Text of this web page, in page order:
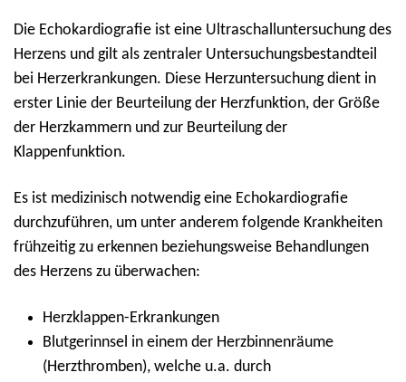
Die Echokardiografie ist eine Ultraschalluntersuchung des
Herzens und gilt als zentraler Untersuchungsbestandteil
bei Herzerkrankungen. Diese Herzuntersuchung dient in
erster Linie der Beurteilung der Herzfunktion, der Größe
der Herzkammern und zur Beurteilung der
Klappenfunktion.
Es ist medizinisch notwendig eine Echokardiografie
durchzuführen, um unter anderem folgende Krankheiten
frühzeitig zu erkennen beziehungsweise Behandlungen
des Herzens zu überwachen:
Herzklappen-Erkrankungen
Blutgerinnsel in einem der Herzbinnenräume
(Herzthromben), welche u.a. durch